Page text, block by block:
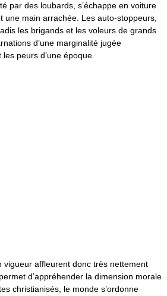
par des loubards, s’échappe en voiture
une main arrachée. Les auto-stoppeurs,
les brigands et les voleurs de grands
d’une marginalité jugée
peurs d’une époque.
vigueur affleurent donc très nettement
d’appréhender la dimension morale
christianisés, le monde s’ordonne